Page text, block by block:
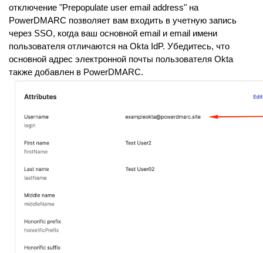
отключение "Prepopulate user email address" на
PowerDMARC позволяет вам входить в учетную запись
через SSO, когда ваш основной email и email имени
пользователя отличаются на Okta IdP. Убедитесь, что
основной адрес электронной почты пользователя Okta
также добавлен в PowerDMARC.